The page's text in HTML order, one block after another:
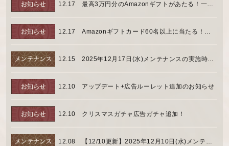
12.17 最高3万円分のAmazonギフトがあたる！一局戦和了チャレンジ【前半】開催！
12.17 Amazonギフトカード60名以上に当たる！「雀龍門M 歳末祭」開催のお知らせ
12.15 2025年12月17日(水)メンテナンスの実施時間について
12.10 アップデート+広告ルーレット追加のお知らせ
12.10 クリスマスガチャ広告ガチャ追加！
12.08 【12/10更新】2025年12月10日(水)メンテナンスの実施時間について